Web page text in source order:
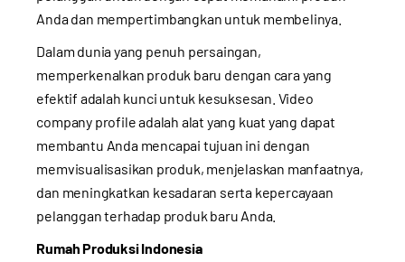
Anda dan mempertimbangkan untuk membelinya.
Dalam dunia yang penuh persaingan,
memperkenalkan produk baru dengan cara yang
efektif adalah kunci untuk kesuksesan. Video
company profile adalah alat yang kuat yang dapat
membantu Anda mencapai tujuan ini dengan
memvisualisasikan produk, menjelaskan manfaatnya,
dan meningkatkan kesadaran serta kepercayaan
pelanggan terhadap produk baru Anda.
Rumah Produksi Indonesia